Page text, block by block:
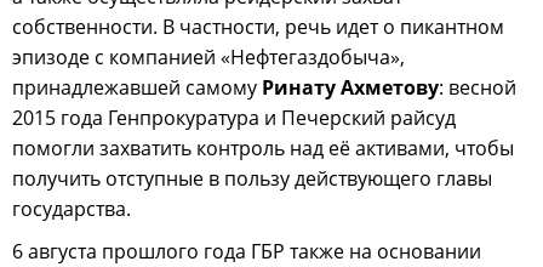
собственности. В частности, речь идет о пикантном
эпизоде с компанией «Нефтегаздобыча»,
принадлежавшей самому Ринату Ахметову: весной
2015 года Генпрокуратура и Печерский райсуд
помогли захватить контроль над её активами, чтобы
получить отступные в пользу действующего главы
государства.
6 августа прошлого года ГБР также на основании